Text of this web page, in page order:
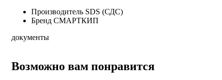
Производитель SDS (СДС)
Бренд СМАРТКИП
документы
Возможно вам понравится